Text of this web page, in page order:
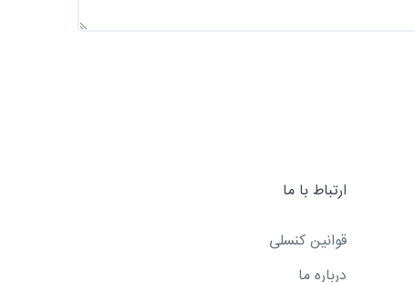
ارتباط با ما
قوانین کنسلی
درباره ما